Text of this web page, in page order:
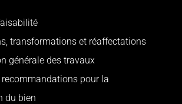
transformations et réaffectations
générale des travaux
recommandations pour la
du bien